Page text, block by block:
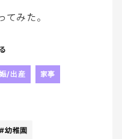
みた。
。
したとき
かな？
。
/出産 家事
#幼稚園